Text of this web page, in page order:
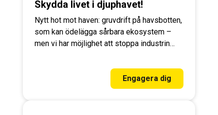
Skydda livet i djuphavet!
Nytt hot mot haven: gruvdrift på havsbotten,
som kan ödelägga sårbara ekosystem –
men vi har möjlighet att stoppa industrin
Engagera dig